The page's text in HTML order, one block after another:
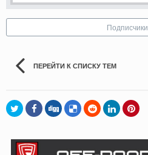
Подписчики
ПЕРЕЙТИ К СПИСКУ ТЕМ